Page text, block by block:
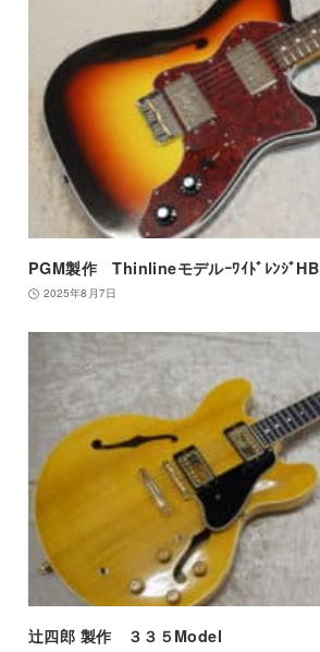
PGM製作 ThinlineモデルｰﾜｲﾄﾞﾚﾝｼﾞHB
2025年8月7日
辻四郎 製作 ３３５Model